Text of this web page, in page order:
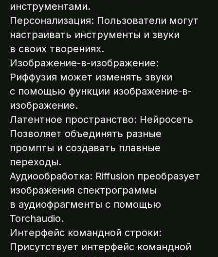
инструментами.
Персонализация: Пользователи могут
настраивать инструменты и звуки
в своих творениях.
Изображение-в-изображение:
Риффузия может изменять звуки
с помощью функции изображение-в-
изображение.
Латентное пространство: Нейросеть
Позволяет объединять разные
промпты и создавать плавные
переходы.
Аудиообработка: Riffusion преобразует
изображения спектрограммы
в аудиофрагменты с помощью
Torchaudio.
Интерфейс командной строки:
Присутствует интерфейс командной